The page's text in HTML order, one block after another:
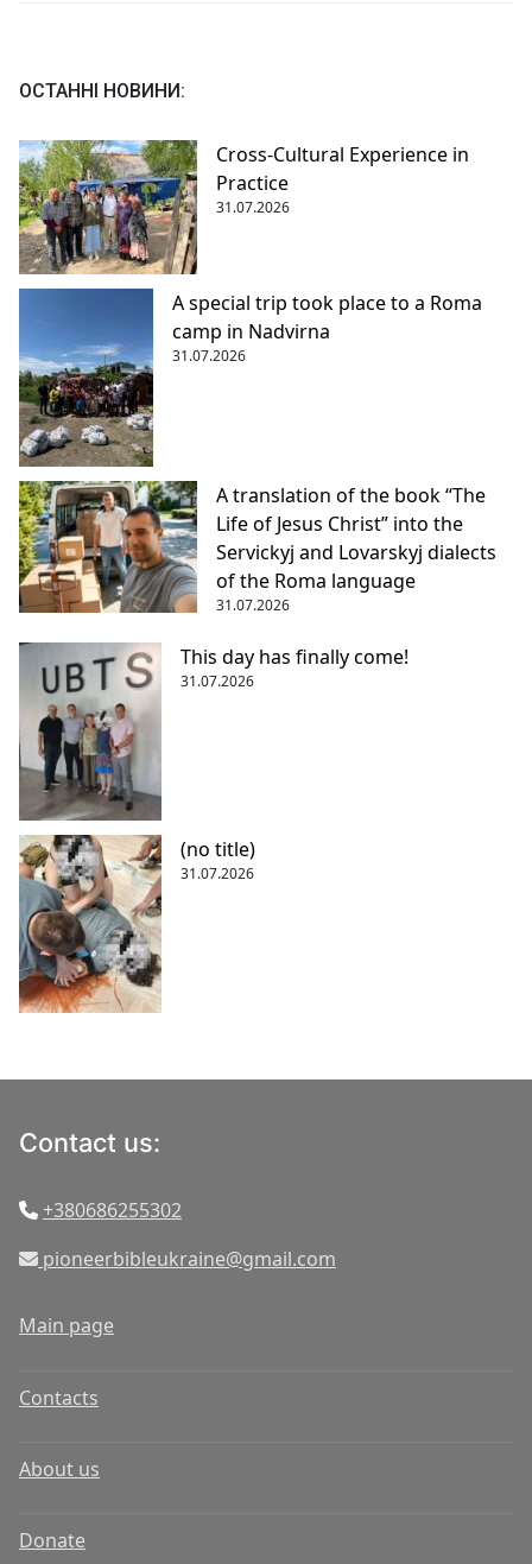
ОСТАННІ НОВИНИ:
Cross-Cultural Experience in
Practice
31.07.2026
A special trip took place to a Roma
camp in Nadvirna
31.07.2026
A translation of the book “The
Life of Jesus Christ” into the
Servickyj and Lovarskyj dialects
of the Roma language
31.07.2026
This day has finally come!
31.07.2026
(no title)
31.07.2026
Contact us:
+380686255302
pioneerbibleukraine@gmail.com
Main page
Contacts
About us
Donate